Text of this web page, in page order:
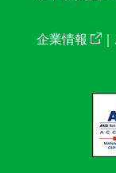
企業情報
｜